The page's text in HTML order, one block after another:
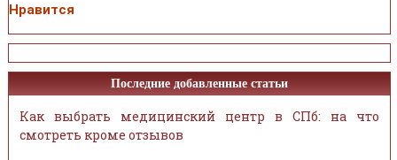
Нравится
Последние добавленные статьи
Как выбрать медицинский центр в СПб: на что
смотреть кроме отзывов